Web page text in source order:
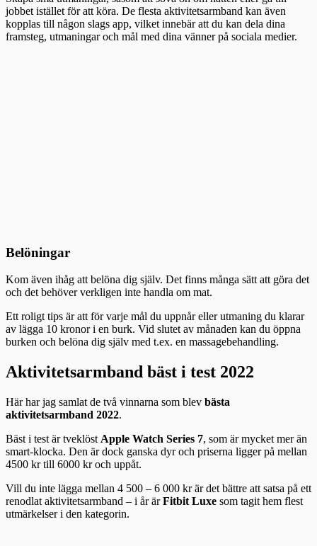
jobbet istället för att köra. De flesta aktivitetsarmband kan även
kopplas till någon slags app, vilket innebär att du kan dela dina
framsteg, utmaningar och mål med dina vänner på sociala medier.
Belöningar
Kom även ihåg att belöna dig själv. Det finns många sätt att göra det
och det behöver verkligen inte handla om mat.
Ett roligt tips är att för varje mål du uppnår eller utmaning du klarar
av lägga 10 kronor i en burk. Vid slutet av månaden kan du öppna
burken och belöna dig själv med t.ex. en massagebehandling.
Aktivitetsarmband bäst i test 2022
Här har jag samlat de två vinnarna som blev bästa
aktivitetsarmband 2022.
Bäst i test är tveklöst Apple Watch Series 7, som är mycket mer än
smart-klocka. Den är dock ganska dyr och priserna ligger på mellan
4500 kr till 6000 kr och uppåt.
Vill du inte lägga mellan 4 500 – 6 000 kr är det bättre att satsa på ett
renodlat aktivitetsarmband – i år ärFitbit Luxe som tagit hem flest
utmärkelser i den kategorin.